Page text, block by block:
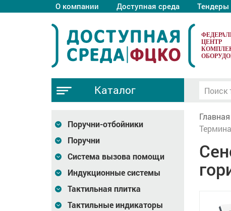
О компании Доступная среда Тендеры
ЦЕНТР
Каталог
Поручни-отбойники
Поручни
Система вызова помощи
Индукционные системы
Тактильная плитка
Тактильные индикаторы
Главная